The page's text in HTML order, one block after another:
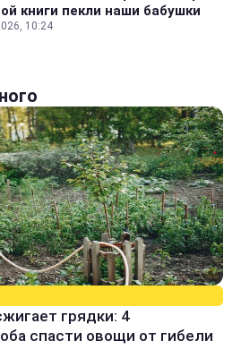
книги пекли наши бабушки
10:24
грядки: 4
спасти овощи от гибели